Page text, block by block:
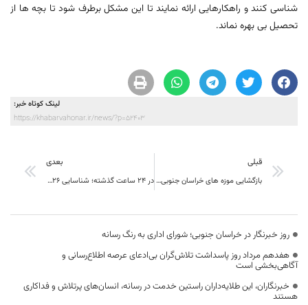
شناسی کنند و راهکارهایی ارائه نمایند تا این مشکل برطرف شود تا بچه ها از
تحصیل بی بهره نماند.
لینک کوتاه خبر:
https://khabarvahonar.ir/news/?p=52403
قبلی
بازگشایی موزه های خراسان جنوبی از امروز
بعدی
در 24 ساعت گذشته؛ شناسایی 26 بیمار جدید کرونا در خراسان جنوبی
روز خبرنگار در خراسان جنوبی؛ شورای اداری به رنگ رسانه
هفدهم مرداد روز پاسداشت تلاش‌گران بی‌ادعای عرصه اطلاع‌رسانی و
آگاهی‌بخشی است
خبرنگاران، این طلایه‌داران راستین خدمت در رسانه، انسان‌های پرتلاش و فداکاری
هستند